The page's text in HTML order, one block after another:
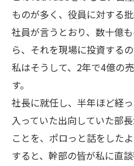
ものが多く、役員に対する
社員が言うとおり、数十億
ら、それを現場に投資する
私はそうして、2年で4億の
す。
社長に就任し、半年ほど経
入っていた出向していた部
ことを、ポロっと話をしたよ
すると、幹部の皆が私に直